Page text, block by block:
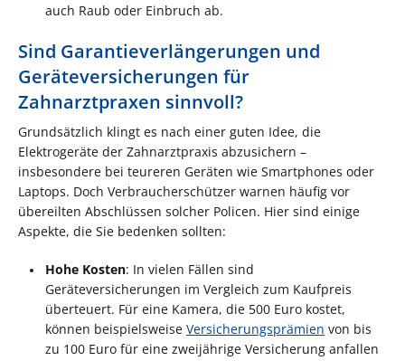
auch Raub oder Einbruch ab.
Sind Garantieverlängerungen und
Geräteversicherungen für
Zahnarztpraxen sinnvoll?
Grundsätzlich klingt es nach einer guten Idee, die
Elektrogeräte der Zahnarztpraxis abzusichern –
insbesondere bei teureren Geräten wie Smartphones oder
Laptops. Doch Verbraucherschützer warnen häufig vor
übereilten Abschlüssen solcher Policen. Hier sind einige
Aspekte, die Sie bedenken sollten:
Hohe Kosten: In vielen Fällen sind
Geräteversicherungen im Vergleich zum Kaufpreis
überteuert. Für eine Kamera, die 500 Euro kostet,
können beispielsweise Versicherungsprämien von bis
zu 100 Euro für eine zweijährige Versicherung anfallen